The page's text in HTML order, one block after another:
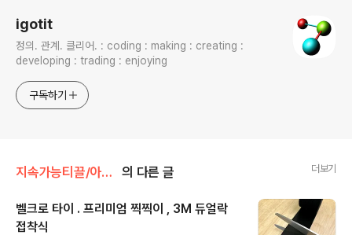
igotit
정의. 관계. 클리어. : coding : making : creating :
developing : trading : enjoying
구독하기
지속가능티끌/아이템 의 다른 글 더보기
벨크로 타이 . 프리미엄 찍찍이 , 3M 듀얼락
접착식